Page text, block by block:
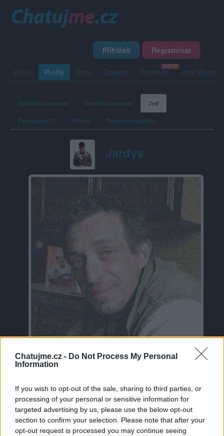
Chatujme.cz - Do Not Process My Personal
Information
If you wish to opt-out of the sale, sharing to third parties, or
processing of your personal or sensitive information for
targeted advertising by us, please use the below opt-out
section to confirm your selection. Please note that after your
opt-out request is processed you may continue seeing
Přihlásit Registrovat
Domů Profily Chat Diskuze Premium Chat Rádio
Základní informace Detailní informace Zeď
Fotogalerie (1) Přátelé Poslední příspěvky
Jardys
Neověřeno
Profilová fotografie byla aktualizována před 12 lety